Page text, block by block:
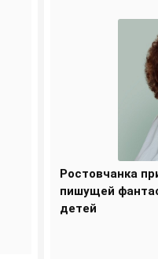
Ростовчанка
пишущей
детей